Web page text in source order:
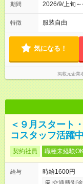
期間 2026/9/上旬～
特徴 服装自由
気になる！
掲載元企業
＜９月スタート
コスタッフ活躍
契約社員 職種未経験
給与
時給1600円